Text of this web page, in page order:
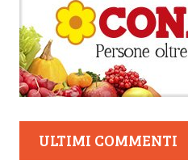
ULTIMI COMMENTI